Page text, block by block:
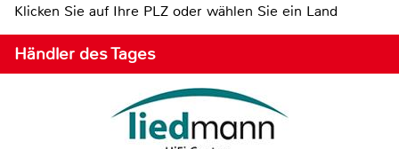
Klicken Sie auf Ihre PLZ oder wählen Sie ein Land
Händler des Tages